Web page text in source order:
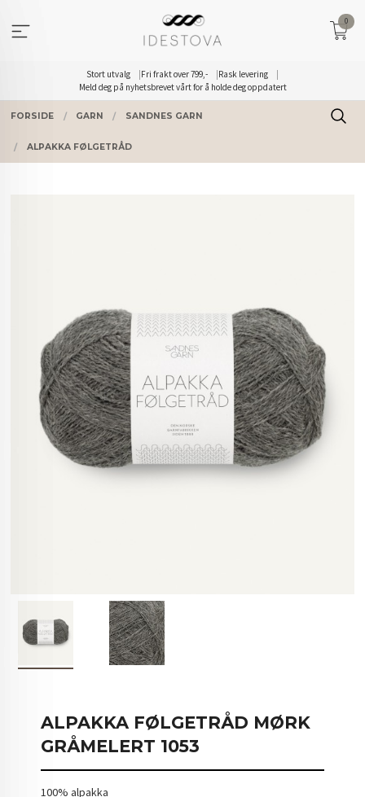
innholdet
Stort utvalg Fri frakt over 799,-
Rask levering
Meld deg på nyhetsbrevet vårt for å holde deg oppdatert
0
FORSIDE GARN SANDNES GARN
ALPAKKA FØLGETRÅD
ALPAKKA FØLGETRÅD MØRK
GRÅMELERT 1053
100% alpakka